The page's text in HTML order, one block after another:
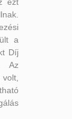
a
Díj
Az